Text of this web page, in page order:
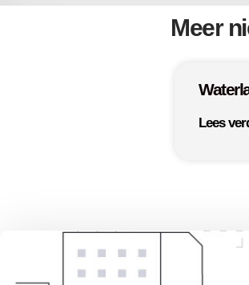
Meer
Lees